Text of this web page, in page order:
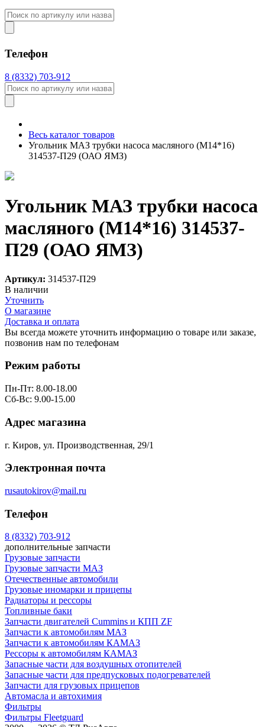
Телефон
8 (8332) 703-912
Весь каталог товаров
Угольник МАЗ трубки насоса масляного (М14*16)
314537-П29 (ОАО ЯМЗ)
Угольник МАЗ трубки насоса
масляного (М14*16) 314537-
П29 (ОАО ЯМЗ)
Артикул: 314537-П29
В наличии
Уточнить
О магазине
Доставка и оплата
Вы всегда можете уточнить информацию о товаре или заказе,
позвонив нам по телефонам
Режим работы
Пн-Пт: 8.00-18.00
Сб-Вс: 9.00-15.00
Адрес магазина
г. Киров, ул. Производственная, 29/1
Электронная почта
rusautokirov@mail.ru
Телефон
8 (8332) 703-912
дополнительные запчасти
Грузовые запчасти
Грузовые запчасти МАЗ
Отечественные автомобили
Грузовые иномарки и прицепы
Радиаторы и рессоры
Топливные баки
Запчасти двигателей Cummins и КПП ZF
Запчасти к автомобилям МАЗ
Запчасти к автомобилям КАМАЗ
Рессоры к автомобилям КАМАЗ
Запасные части для воздушных отопителей
Запасные части для предпусковых подогревателей
Запчасти для грузовых прицепов
Автомасла и автохимия
Фильтры
Фильтры Fleetguard